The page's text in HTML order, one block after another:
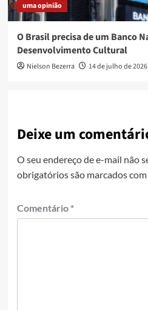
uma opinião
O Brasil precisa de um Banco
Desenvolvimento Cultural
Nielson Bezerra 14 de julho de 2026
Deixe um
O seu endereço de e-mail não
obrigatórios são marcados com
Comentário *